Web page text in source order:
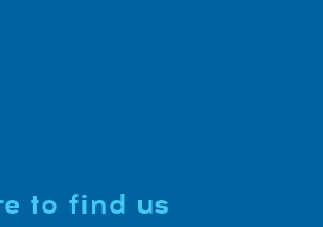
to find us